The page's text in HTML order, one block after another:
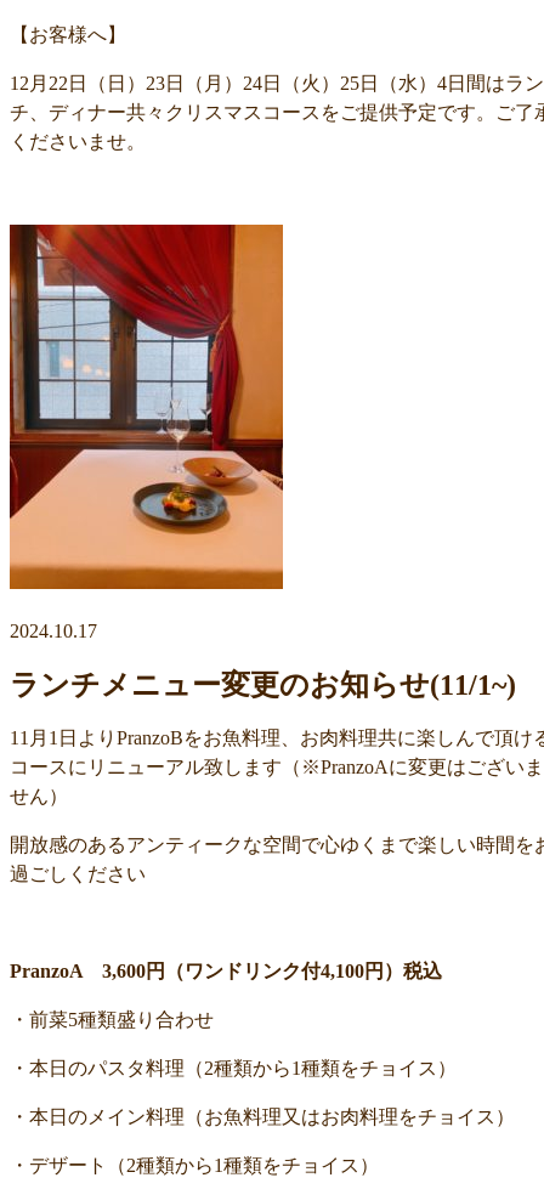
【お客様へ】
12月22日（日）23日（月）24日（火）25日（水）4日間はラン
チ、ディナー共々クリスマスコースをご提供予定です。ご了
くださいませ。
2024.10.17
ランチメニュー変更のお知らせ(11/1~)
11月1日よりPranzoBをお魚料理、お肉料理共に楽しんで頂け
コースにリニューアル致します（※PranzoAに変更はございま
せん）
開放感のあるアンティークな空間で心ゆくまで楽しい時間を
過ごしください
PranzoA 3,600円（ワンドリンク付4,100円）税込
・前菜5種類盛り合わせ
・本日のパスタ料理（2種類から1種類をチョイス）
・本日のメイン料理（お魚料理又はお肉料理をチョイス）
・デザート（2種類から1種類をチョイス）